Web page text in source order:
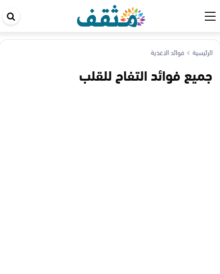
الرئيسية فوائد الاغذية
جميع فوائد التفاح للقلب